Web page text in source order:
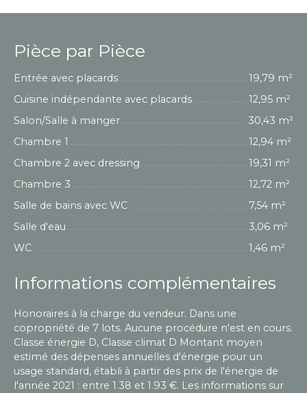
Pièce par Pièce
Entrée avec placards
19,79 m²
Cuisine indépendante avec placards
12,95 m²
Salon/Salle à manger
30,43 m²
Chambre 1
12,94 m²
Chambre 2 avec dressing
19,31 m²
Chambre 3
12,72 m²
Salle de bains avec WC
7,54 m²
Salle d'eau
3,06 m²
WC
1,46 m²
Informations complémentaires
Honoraires à la charge du vendeur. Dans une
copropriété de 7 lots. Aucune procédure n'est en cours.
Classe énergie D, Classe climat D Montant moyen
estimé des dépenses annuelles d'énergie pour un
usage standard, établi à partir des prix de l'énergie de
l'année 2021 : entre 1.38 et 1.93 €. Les informations sur